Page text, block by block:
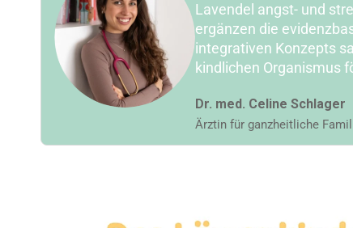
Lavendel angst- und
ergänzen die
integrativen Konzepts
kindlichen Organismus
Dr. med. Celine Schlager
Ärztin für ganzheitliche